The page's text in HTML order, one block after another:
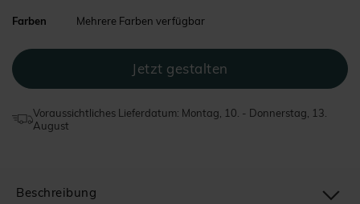
Farben Mehrere Farben verfügbar
Voraussichtliches Lieferdatum: Montag, 10. - Donnerstag, 13.
August
Beschreibung